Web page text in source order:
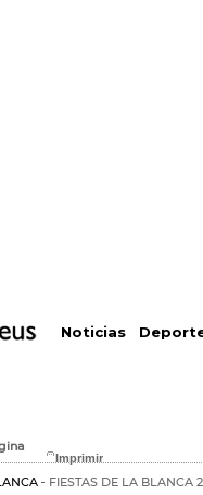
Noticias
FIESTAS DE LA BLANCA